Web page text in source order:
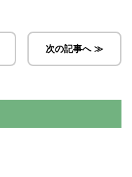
次の記事へ ≫